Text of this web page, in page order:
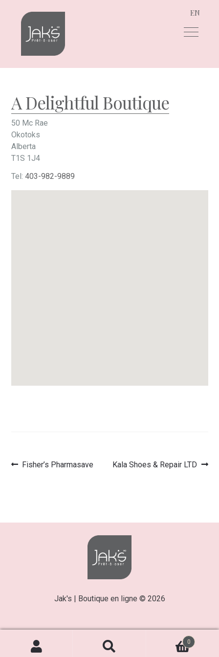
Aller
navigation
Aller
contenu
EN
A Delightful Boutique
50 Mc Rae
Okotoks
Alberta
T1S 1J4
Tel: 403-982-9889
Navigation
Article
Fisher’s Pharmasave
Article
Kala Shoes & Repair LTD
Jak's | Boutique en ligne © 2026
0